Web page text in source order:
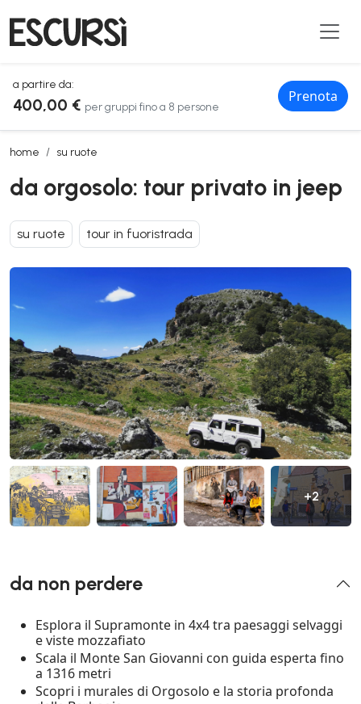
a partire da:
400,00 € per gruppi fino a 8 persone
Prenota
home su ruote
da orgosolo: tour privato in jeep
da orgosolo: tour privato in jeep
su ruote tour in fuoristrada
+2
da non perdere
Esplora il Supramonte in 4x4 tra paesaggi selvaggi
e viste mozzafiato
Scala il Monte San Giovanni con guida esperta fino
a 1316 metri
Scopri i murales di Orgosolo e la storia profonda